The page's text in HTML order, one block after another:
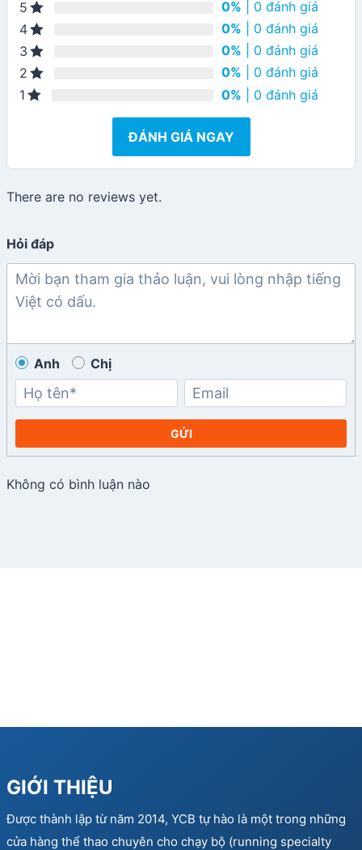
5 0% | 0 đánh giá
4
0% | 0 đánh giá
3
0% | 0 đánh giá
2
0% | 0 đánh giá
1
0% | 0 đánh giá
ĐÁNH GIÁ NGAY
There are no reviews yet.
Hỏi đáp
Anh Chị
GỬI
Không có bình luận nào
GIỚI THIỆU
Được thành lập từ năm 2014, YCB tự hào là một trong những
cửa hàng thể thao chuyên cho chạy bộ (running specialty